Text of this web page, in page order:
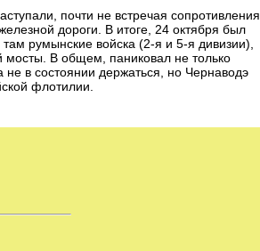
почти не встречая сопротивления.
дороги. В итоге, 24 октября был
румынские войска (2-я и 5-я дивизии),
мосты. В общем, паниковал не только
в состоянии держаться, но Чернаводэ
флотилии.